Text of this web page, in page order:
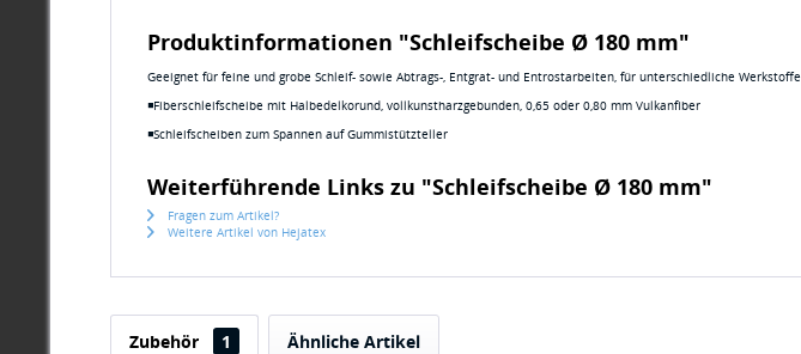
Produktinformationen "Schleifscheibe Ø 180 mm"
Geeignet für feine und grobe Schleif- sowie Abtrags-, Entgrat- und Entrostarbeiten, für unterschiedliche Werkstoffe
◾Fiberschleifscheibe mit Halbedelkorund, vollkunstharzgebunden, 0,65 oder 0,80 mm Vulkanfiber
◾Schleifscheiben zum Spannen auf Gummistützteller
Weiterführende Links zu "Schleifscheibe Ø 180 mm"
Fragen zum Artikel?
Weitere Artikel von Hejatex
Zubehör 1 Ähnliche Artikel